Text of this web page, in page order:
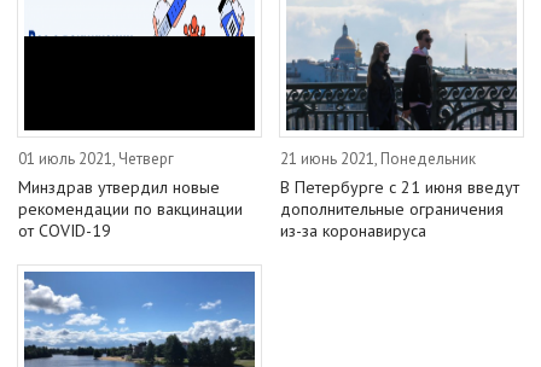
01 июль 2021, Четверг
Минздрав утвердил новые
рекомендации по вакцинации
от COVID-19
21 июнь 2021, Понедельник
В Петербурге с 21 июня введут
дополнительные ограничения
из-за коронавируса